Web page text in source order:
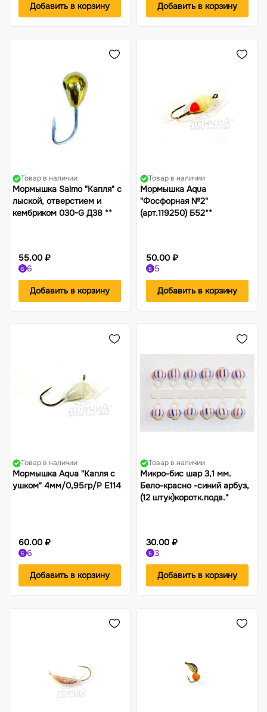
Добавить в корзину Добавить в корзину
Товар в наличии
Мормышка Salmo "Капля" с
лыской, отверстием и
кембриком 030-G Д38 **
55.00 ₽
Б 6
Добавить в корзину
Товар в наличии
Мормышка Aqua
"Фосфорная №2"
(арт.119250) Б52**
50.00 ₽
Б 5
Добавить в корзину
Товар в наличии
Мормышка Aqua "Капля с
ушком" 4мм/0,95гр/P Е114
60.00 ₽
Б 6
Добавить в корзину
Товар в наличии
Микро-бис шар 3,1 мм.
Бело-красно -синий арбуз,
(12 штук)коротк.подв.*
30.00 ₽
Б 3
Добавить в корзину